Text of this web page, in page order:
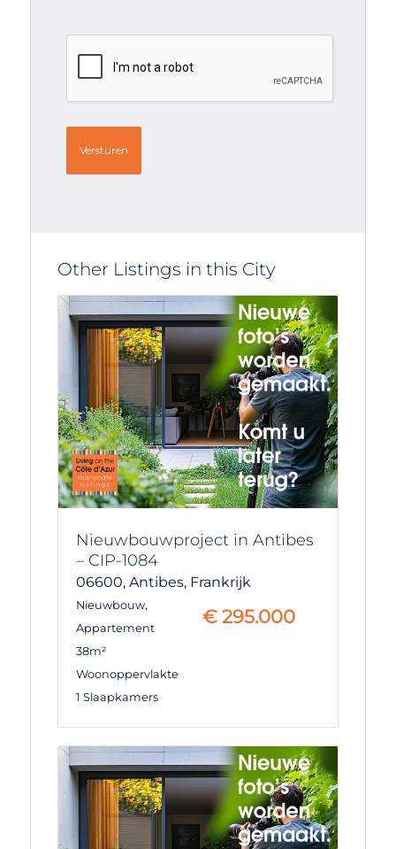
Other Listings in this City
Nieuwbouwproject in Antibes
– CIP-1084
06600, Antibes, Frankrijk
Nieuwbouw,
Appartement
38m²
Woonoppervlakte
1 Slaapkamers
€ 295.000